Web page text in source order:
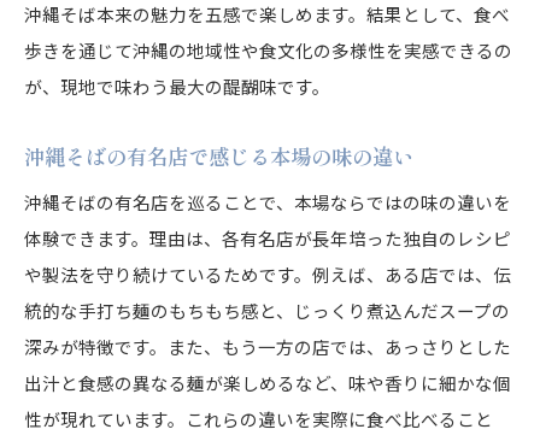
沖縄そば本来の魅力を五感で楽しめます。結果として、食べ
歩きを通じて沖縄の地域性や食文化の多様性を実感できるの
が、現地で味わう最大の醍醐味です。
沖縄そばの有名店で感じる本場の味の違い
沖縄そばの有名店を巡ることで、本場ならではの味の違いを
体験できます。理由は、各有名店が長年培った独自のレシピ
や製法を守り続けているためです。例えば、ある店では、伝
統的な手打ち麺のもちもち感と、じっくり煮込んだスープの
深みが特徴です。また、もう一方の店では、あっさりとした
出汁と食感の異なる麺が楽しめるなど、味や香りに細かな個
性が現れています。これらの違いを実際に食べ比べること